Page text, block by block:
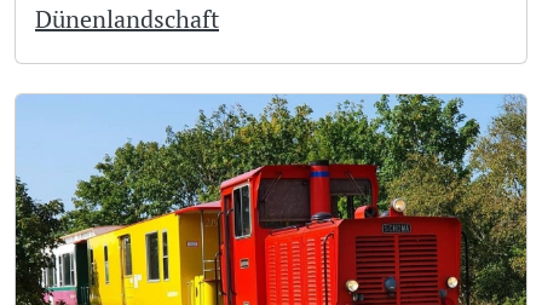
Dünenlandschaft